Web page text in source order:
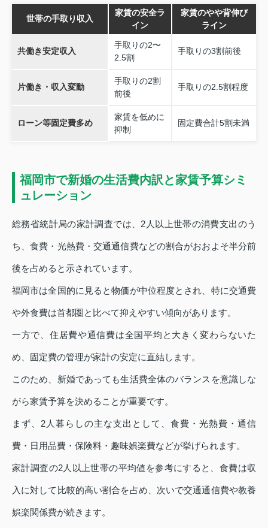
世帯の手取り収入
家賃の安全ラ
イン
家賃のやや背伸び
ライン
共働き安定収入
手取りの2〜
2.5割
手取りの3割前後
片働き・収入変動
手取りの2割
前後
手取りの2.5割程度
ローン等固定費多め
家賃を低めに
抑制
固定費合計5割未満
福岡市で新婚の生活費内訳と家賃予算シミ
ュレーション
総務省統計局の家計調査では、2人以上世帯の消費支出のう
ち、食費・光熱費・交通通信費などの割合がおおよそ半分前
後を占めると示されています。
福岡市は全国的に見ると物価が中位程度とされ、特に交通費
や外食費は首都圏と比べて抑えやすい傾向があります。
一方で、住居費や通信費は全国平均と大きく変わらないた
め、固定費の管理が家計の安定に直結します。
このため、新婚であっても生活費全体のバランスを意識しな
がら家賃予算を決めることが重要です。
まず、2人暮らしの主な支出として、食費・光熱費・通信
費・日用品費・保険料・趣味娯楽費などが挙げられます。
家計調査の2人以上世帯の平均値を参考にすると、食費は収
入に対して比較的高い割合を占め、次いで交通通信費や教養
娯楽関係費が続きます。